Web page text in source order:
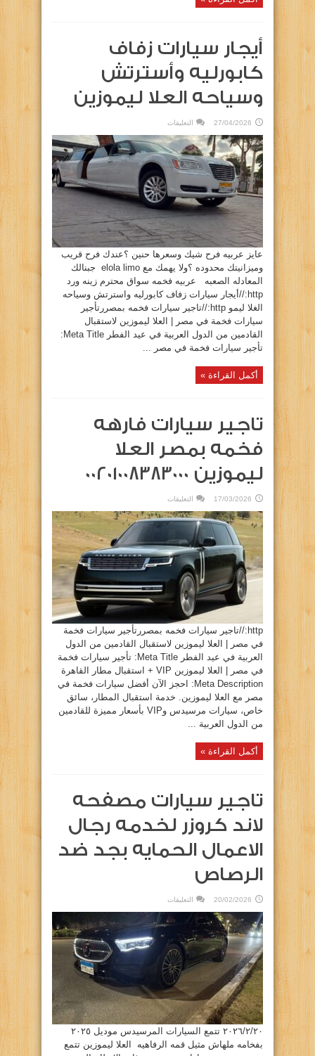
أيجار سيارات زفاف
كابورليه وأسترتش
وسياحه العلا ليموزين
27/04/2026 التعليقات
سيارات
زفاف
كابورليه
وأسترتش
وسياحه
العلا
ليموزين
مغلقة
عايز عربيه فرح شيك وسعرها حنين ؟عندك فرح قريب
وميزانيتك محدوده ؟ولا يهمك مع elola limo جبنالك
المعادله الصعبه عربيه فخمه سواق محترم زينه ورد
http://أيجار سيارات زفاف كابورليه واسترتش وسياحه
الغلا ليمو http://تاجير سيارات فخمه بمصررتأجير
سيارات فخمة في مصر | العلا ليموزين لاستقبال
القادمين من الدول العربية في عيد الفطر Meta Title:
تأجير سيارات فخمة في مصر ...
أكمل القراءة »
تاجير سيارات فارهه
فخمه بمصر العلا
ليموزين 00201008383000
17/03/2026 التعليقات
سيارات
فارهه
العلا
ليموزين
00201008383000
مغلقة
http://تاجير سيارات فخمه بمصررتأجير سيارات فخمة
في مصر | العلا ليموزين لاستقبال القادمين من الدول
العربية في عيد الفطر Meta Title: تأجير سيارات فخمة
في مصر | العلا ليموزين VIP + استقبال مطار القاهرة
Meta Description: احجز الآن أفضل سيارات فخمة في
مصر مع العلا ليموزين. خدمة استقبال المطار، سائق
خاص، سيارات مرسيدس وVIP بأسعار مميزة للقادمين
من الدول العربية ...
أكمل القراءة »
تاجير سيارات مصفحه
لاند كروزر لخدمه رجال
الاعمال الحمايه بجد ضد
الرصاص
20/02/2026 التعليقات
سيارات
مصفحه
لاند
كروزر
لخدمه
رجال
الاعمال
الحمايه
بجد
ضد
الرصاص
مغلقة
٢٠٢٦/٢/٢٠ تتمع السيارات المرسيدس موديل ٢٠٢٥
بفخامه ملهاش مثيل قمه الرفاهيه العلا ليموزين تتمع